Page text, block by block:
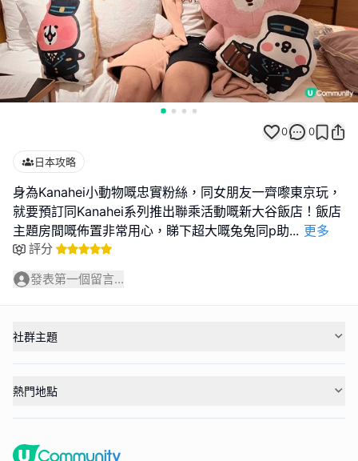
0 0
日本攻略
身為Kanahei小動物嘅忠實粉絲，同女朋友一齊嚟東京玩，
就要預訂同Kanahei系列推出聯乘活動嘅新大谷飯店！飯店
主題房間嘅佈置非常用心，睇下超大嘅兔兔同p助... 更多
評分
發表第一個留言...
社群主題
熱門地點